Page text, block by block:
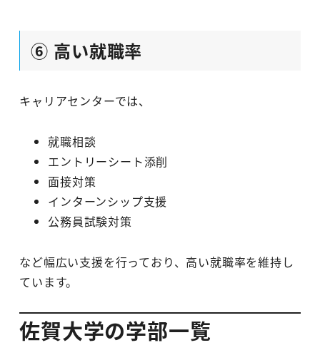
⑥ 高い就職率
キャリアセンターでは、
就職相談
エントリーシート添削
面接対策
インターンシップ支援
公務員試験対策
など幅広い支援を行っており、高い就職率を維持し
ています。
佐賀大学の学部一覧